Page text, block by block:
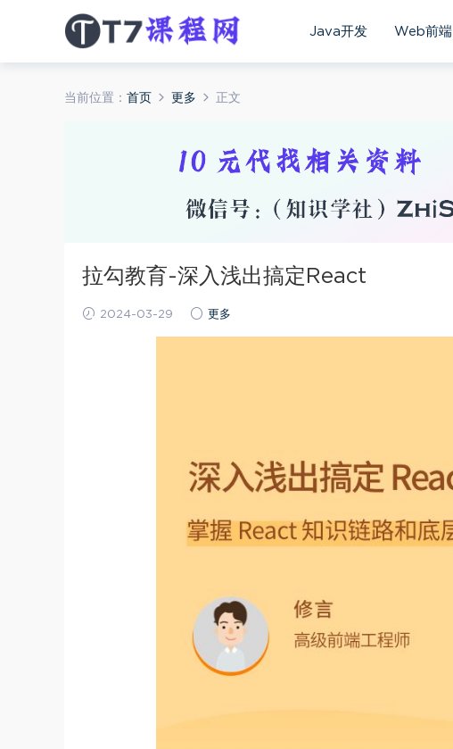
Java开发 Web前端
当前位置： 首页 更多 正文
拉勾教育-深入浅出搞定React
2024-03-29 更多